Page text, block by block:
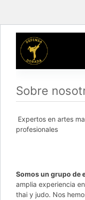
Sobre
Expertos en artes
profesionales
Somos un grupo de
amplia experiencia
thai y judo. Nos